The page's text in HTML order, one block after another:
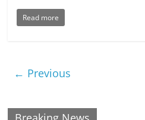
Read more
← Previous